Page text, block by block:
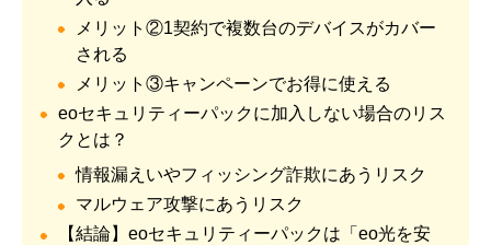
メリット②1契約で複数台のデバイスがカバー
される
メリット③キャンペーンでお得に使える
eoセキュリティーパックに加入しない場合のリス
クとは？
情報漏えいやフィッシング詐欺にあうリスク
マルウェア攻撃にあうリスク
【結論】eoセキュリティーパックは「eo光を安